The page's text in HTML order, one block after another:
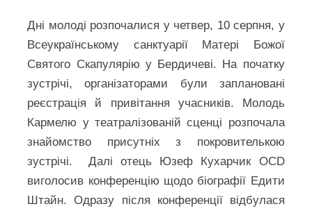
Дні молоді розпочалися у четвер, 10 серпня, у
Всеукраїнському санктуарії Матері Божої
Святого Скапулярію у Бердичеві. На початку
зустрічі, організаторами були заплановані
реєстрація й привітання учасників. Молодь
Кармелю у театралізованій сценці розпочала
знайомство присутніх з покровителькою
зустрічі. Далі отець Юзеф Кухарчик OCD
виголосив конференцію щодо біографії Едити
Штайн. Одразу після конференції відбулася